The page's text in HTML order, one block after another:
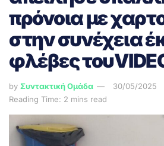
πρόνοια με
στην συνέχεια
φλέβες
by Συντακτική Ομάδα
30/05/2025
Reading Time: 2 mins read